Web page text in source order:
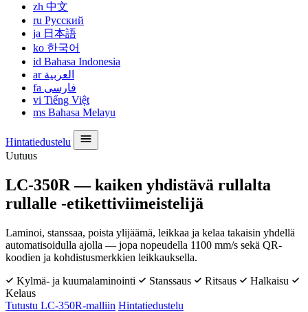
zh 中文
ru Русский
ja 日本語
ko 한국어
id Bahasa Indonesia
ar العربية
fa فارسی
vi Tiếng Việt
ms Bahasa Melayu
Hintatiedustelu
Uutuus
LC-350R — kaiken yhdistävä rullalta
rullalle -etikettiviimeistelijä
Laminoi, stanssaa, poista ylijäämä, leikkaa ja kelaa takaisin yhdellä
automatisoidulla ajolla — jopa nopeudella 1100 mm/s sekä QR-
koodien ja kohdistusmerkkien leikkauksella.
Kylmä- ja kuumalaminointi
Stanssaus Ritsaus
Halkaisu
Kelaus
Tutustu LC-350R-malliin Hintatiedustelu